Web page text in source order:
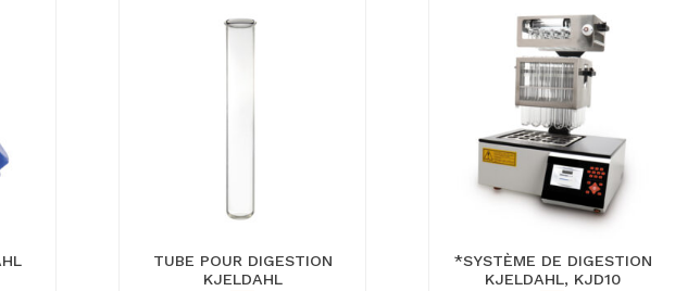
TUBE POUR DIGESTION
KJELDAHL
*SYSTÈME DE DIGESTION
KJELDAHL, KJD10